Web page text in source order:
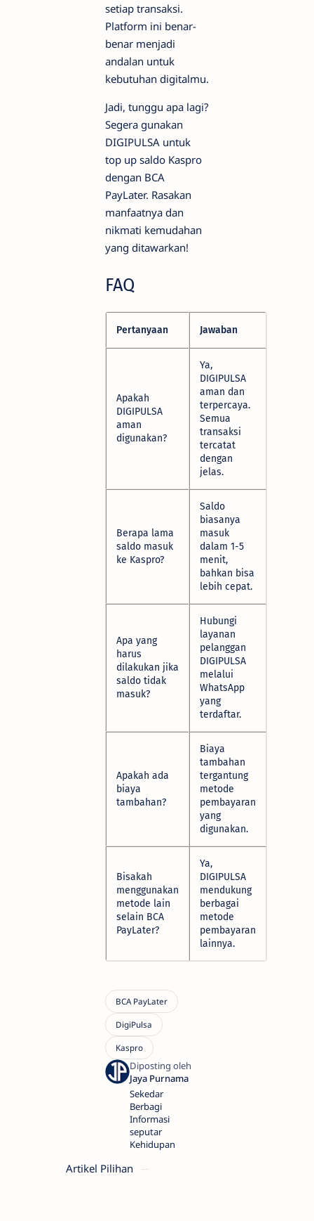
setiap transaksi.
Platform ini benar-
benar menjadi
andalan untuk
kebutuhan digitalmu.
Jadi, tunggu apa lagi?
Segera gunakan
DIGIPULSA untuk
top up saldo Kaspro
dengan BCA
PayLater. Rasakan
manfaatnya dan
nikmati kemudahan
yang ditawarkan!
FAQ
Pertanyaan Jawaban
Apakah
DIGIPULSA
aman
digunakan?
Ya,
DIGIPULSA
aman dan
terpercaya.
Semua
transaksi
tercatat
dengan
jelas.
Berapa lama
saldo masuk
ke Kaspro?
Saldo
biasanya
masuk
dalam 1-5
menit,
bahkan bisa
lebih cepat.
Apa yang
harus
dilakukan jika
saldo tidak
masuk?
Hubungi
layanan
pelanggan
DIGIPULSA
melalui
WhatsApp
yang
terdaftar.
Apakah ada
biaya
tambahan?
Biaya
tambahan
tergantung
metode
pembayaran
yang
digunakan.
Bisakah
menggunakan
metode lain
selain BCA
PayLater?
Ya,
DIGIPULSA
mendukung
berbagai
metode
pembayaran
lainnya.
Sekedar
Berbagi
Informasi
seputar
Kehidupan
Artikel Pilihan